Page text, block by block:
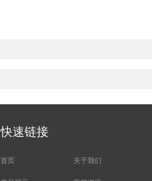
快速链接
首页 关于我们